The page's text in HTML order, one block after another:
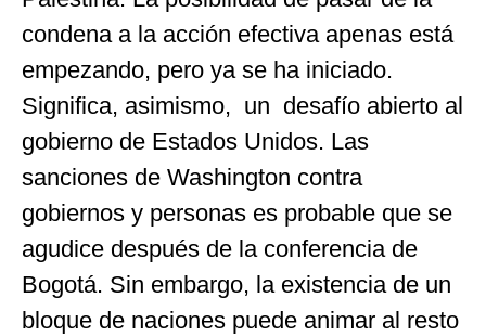
condena a la acción efectiva apenas está
empezando, pero ya se ha iniciado.
Significa, asimismo, un desafío abierto al
gobierno de Estados Unidos. Las
sanciones de Washington contra
gobiernos y personas es probable que se
agudice después de la conferencia de
Bogotá. Sin embargo, la existencia de un
bloque de naciones puede animar al resto